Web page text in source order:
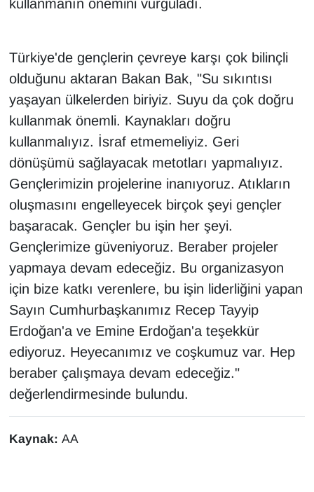
kullanmanın önemini vurguladı.
Türkiye'de gençlerin çevreye karşı çok bilinçli
olduğunu aktaran Bakan Bak, "Su sıkıntısı
yaşayan ülkelerden biriyiz. Suyu da çok doğru
kullanmak önemli. Kaynakları doğru
kullanmalıyız. İsraf etmemeliyiz. Geri
dönüşümü sağlayacak metotları yapmalıyız.
Gençlerimizin projelerine inanıyoruz. Atıkların
oluşmasını engelleyecek birçok şeyi gençler
başaracak. Gençler bu işin her şeyi.
Gençlerimize güveniyoruz. Beraber projeler
yapmaya devam edeceğiz. Bu organizasyon
için bize katkı verenlere, bu işin liderliğini yapan
Sayın Cumhurbaşkanımız Recep Tayyip
Erdoğan'a ve Emine Erdoğan'a teşekkür
ediyoruz. Heyecanımız ve coşkumuz var. Hep
beraber çalışmaya devam edeceğiz."
değerlendirmesinde bulundu.
Kaynak: AA